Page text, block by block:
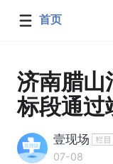
首页
济南腊山
标段通过
壹现场
07-08